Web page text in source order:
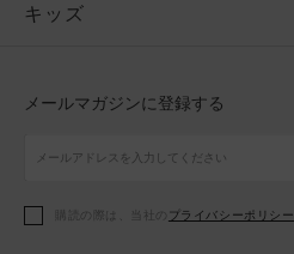
キッズ
アクセサリー
ボトムス
アクセサリー
トップス
シューズ
アクセサリー
キッズ
シューズ
メールマガジンに登録する
購読の際は、当社の プライバシーポリシー